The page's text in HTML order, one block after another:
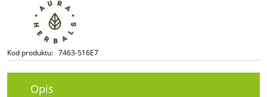
Kod produktu: 7463-516E7
Opis